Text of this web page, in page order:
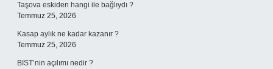
Taşova eskiden hangi ile bağlıydı ?
Temmuz 25, 2026
Kasap aylık ne kadar kazanır ?
Temmuz 25, 2026
BIST’nin açılımı nedir ?